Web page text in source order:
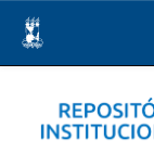
navigation